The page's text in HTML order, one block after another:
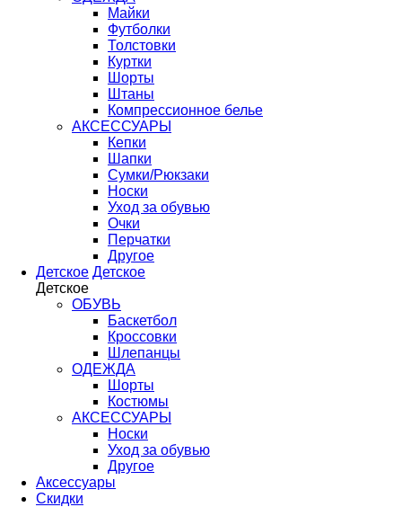
Майки
Футболки
Толстовки
Куртки
Шорты
Штаны
Компрессионное белье
АКСЕССУАРЫ
Кепки
Шапки
Сумки/Рюкзаки
Носки
Уход за обувью
Очки
Перчатки
Другое
Детское Детское
Детское
ОБУВЬ
Баскетбол
Кроссовки
Шлепанцы
ОДЕЖДА
Шорты
Костюмы
АКСЕССУАРЫ
Носки
Уход за обувью
Другое
Аксессуары
Скидки